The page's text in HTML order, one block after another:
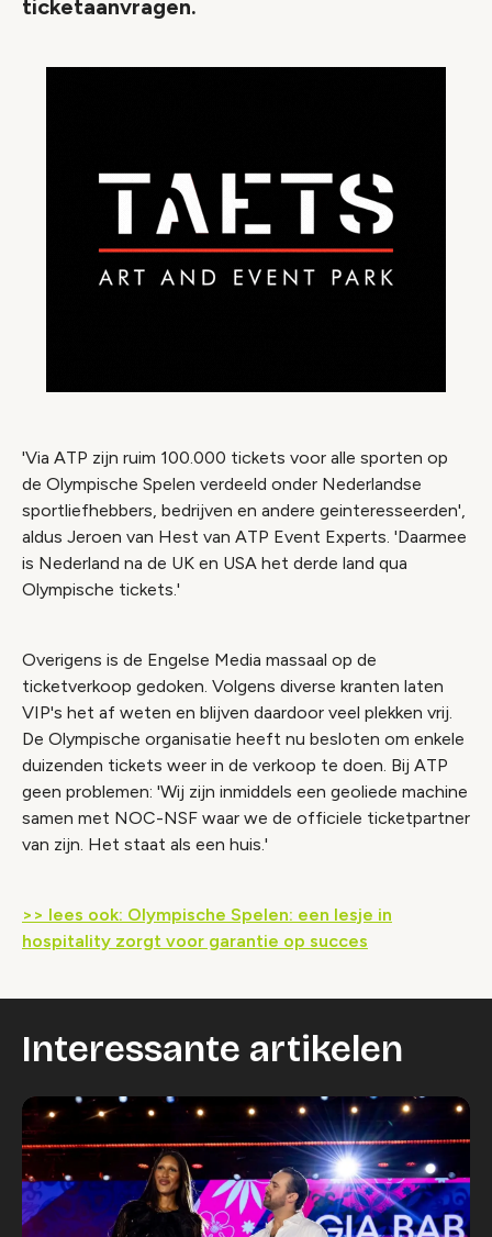
ticketaanvragen.
'Via ATP zijn ruim 100.000 tickets voor alle sporten op
de Olympische Spelen verdeeld onder Nederlandse
sportliefhebbers, bedrijven en andere geinteresseerden',
aldus Jeroen van Hest van ATP Event Experts. 'Daarmee
is Nederland na de UK en USA het derde land qua
Olympische tickets.'
Overigens is de Engelse Media massaal op de
ticketverkoop gedoken. Volgens diverse kranten laten
VIP's het af weten en blijven daardoor veel plekken vrij.
De Olympische organisatie heeft nu besloten om enkele
duizenden tickets weer in de verkoop te doen. Bij ATP
geen problemen: 'Wij zijn inmiddels een geoliede machine
samen met NOC-NSF waar we de officiele ticketpartner
van zijn. Het staat als een huis.'
>> lees ook: Olympische Spelen: een lesje in
hospitality zorgt voor garantie op succes
Interessante artikelen